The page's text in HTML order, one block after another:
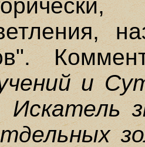
и
Искатель